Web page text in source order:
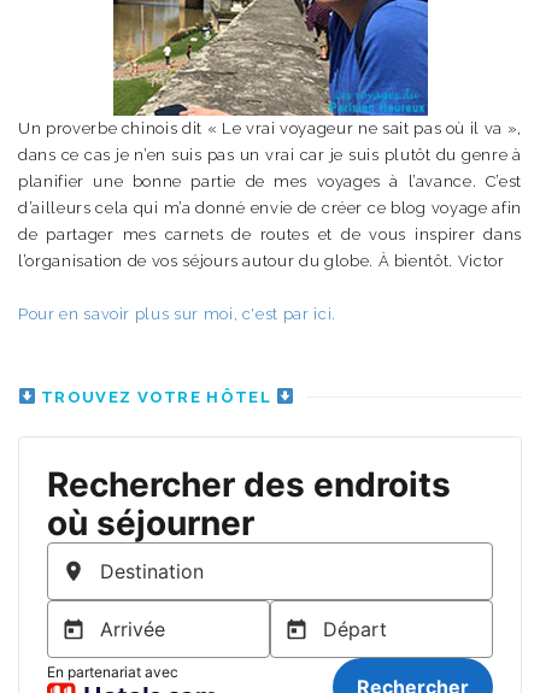
Un proverbe chinois dit « Le vrai voyageur ne sait pas où il va »,
dans ce cas je n’en suis pas un vrai car je suis plutôt du genre à
planifier une bonne partie de mes voyages à l’avance. C’est
d’ailleurs cela qui m’a donné envie de créer ce blog voyage afin
de partager mes carnets de routes et de vous inspirer dans
l’organisation de vos séjours autour du globe. À bientôt. Victor
Pour en savoir plus sur moi, c'est par ici.
TROUVEZ VOTRE HÔTEL